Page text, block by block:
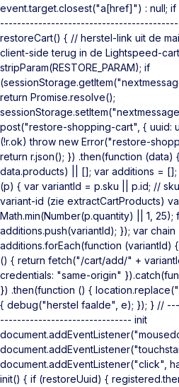
event.target.closest("a[href]") : null;
restoreCart() { // herstel-link uit de
client-side terug in de Lightspeed-
stripParam(RESTORE_PARAM); if
return Promise.resolve();
post("restore-shopping-cart", { uuid:
(!r.ok) throw new Error("restore-
return r.json(); }) .then(function (data)
data.products) || []; var additions =
(p) { var variantId = p.sku || p.id; //
variant-id (zie extractCartProducts)
Math.min(Number(p.quantity) || 1,
additions.push(variantId); }); var
additions.forEach(function (variantId)
() { return fetch("/cart/add/" +
credentials: "same-origin"
}) .then(function () {
{ debug("herstel faalde", e); }); }
------------------------------- init
document.addEventListener("click",
init() { if (restoreUuid) {